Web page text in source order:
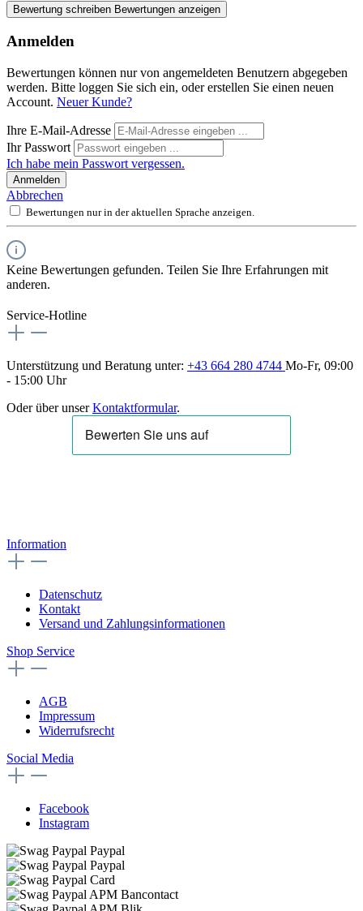
Bewertung schreiben Bewertungen anzeigen
Anmelden
Bewertungen können nur von angemeldeten Benutzern abgegeben
werden. Bitte loggen Sie sich ein, oder erstellen Sie einen neuen
Account. Neuer Kunde?
Ihre E-Mail-Adresse
Ihr Passwort
Ich habe mein Passwort vergessen.
Anmelden
Abbrechen
Bewertungen nur in der aktuellen Sprache anzeigen.
Keine Bewertungen gefunden. Teilen Sie Ihre Erfahrungen mit
anderen.
Service-Hotline
Unterstützung und Beratung unter: +43 664 280 4744 Mo-Fr, 09:00
- 15:00 Uhr
Oder über unserKontaktformular.
Information
Datenschutz
Kontakt
Versand und Zahlungsinformationen
Shop Service
AGB
Impressum
Widerrufsrecht
Social Media
Facebook
Instagram